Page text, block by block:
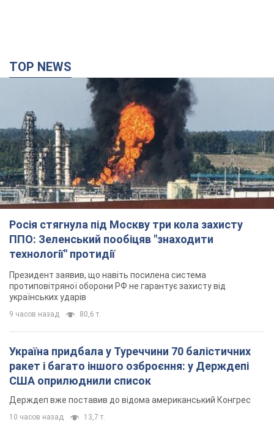
TOP NEWS
Росія стягнула під Москву три кола захисту
ППО: Зеленський пообіцяв "знаходити
технології" протидії
Президент заявив, що навіть посилена система
протиповітряної оборони РФ не гарантує захисту від
українських ударів
9 часов назад 80,6 т.
Україна придбала у Туреччини 70 балістичних
ракет і багато іншого озброєння: у Держдепі
США оприлюднили список
Держдеп вже поставив до відома американський Конгрес
10 часов назад 13,7 т.